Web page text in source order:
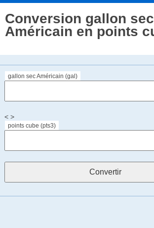
Conversion gallon sec
Américain en points
gallon sec Américain (gal)
< >
points cube (pts3)